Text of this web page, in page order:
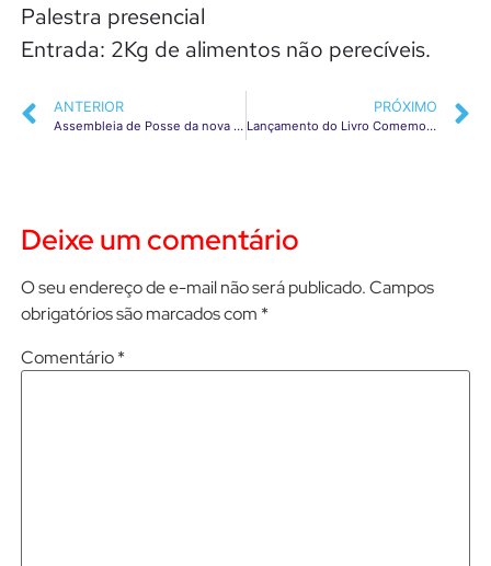
Palestra presencial
Entrada: 2Kg de alimentos não perecíveis.
ANTERIOR
Assembleia de Posse da nova diretoria da ACI-Panambi foi realizada na última segunda-feira (17/01).
PRÓXIMO
Lançamento do Livro Comemorativo aos 85 Anos de Desenvolvimento Comercial e Industrial de Panambi-RS
Deixe um comentário
O seu endereço de e-mail não será publicado.Campos
obrigatórios são marcados com *
Comentário*